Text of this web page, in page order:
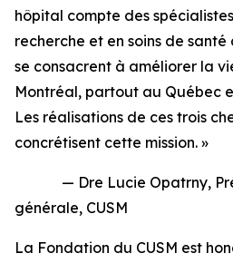
hôpital compte des
recherche et en soins de
se consacrent à améliorer la
Montréal, partout au Québec
Les réalisations de ces trois
concrétisent cette mission. »
— Dre Lucie Opatrny,
générale, CUSM
La Fondation du CUSM est